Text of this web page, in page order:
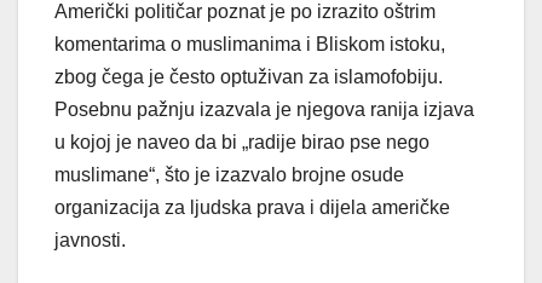
Američki političar poznat je po izrazito oštrim
komentarima o muslimanima i Bliskom istoku,
zbog čega je često optuživan za islamofobiju.
Posebnu pažnju izazvala je njegova ranija izjava
u kojoj je naveo da bi „radije birao pse nego
muslimane“, što je izazvalo brojne osude
organizacija za ljudska prava i dijela američke
javnosti.